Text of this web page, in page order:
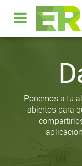
Ponemos a tu
abiertos para